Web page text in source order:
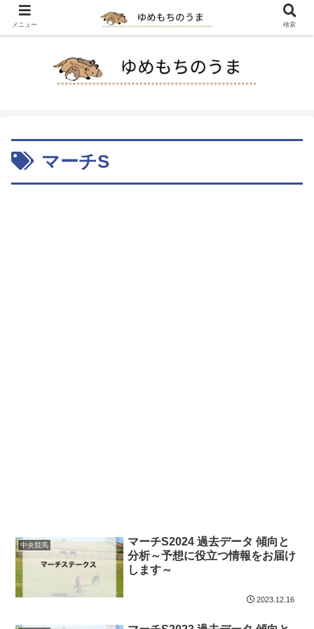
マーチS
中央競馬
マーチS2024 過去データ 傾向と
分析～予想に役立つ情報をお届け
します～
2023.12.16
メニュー 検索